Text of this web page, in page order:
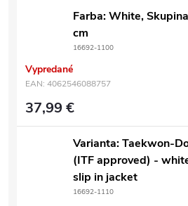
Farba: White,
cm
16692-1100
Vypredané
EAN: 4062546088757
37,99 €
Varianta: Taekwon-
(ITF approved) -
slip in jacket
16692-1110